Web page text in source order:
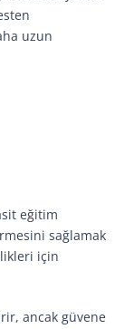
uzun
eğitim
sağlamak
için
ancak güvene